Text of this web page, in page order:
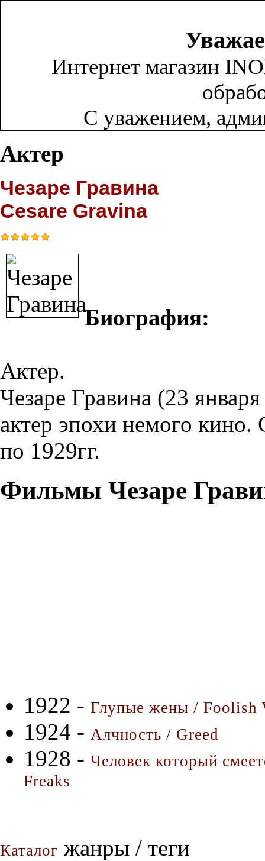
Интернет магазин
С уважением,
Актер
Чезаре Гравина
Cesare Gravina
Биография:
Актер.
Чезаре Гравина (23
актер эпохи немого
по 1929гг.
Фильмы Чезаре
1922 - Глупые жены / Foolish
1924 - Алчность / Greed
1928 - Человек который
Freaks
Каталог жанры / теги